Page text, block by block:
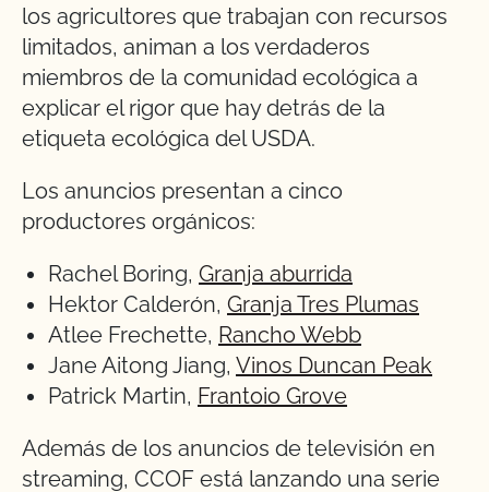
los agricultores que trabajan con recursos
limitados, animan a los verdaderos
miembros de la comunidad ecológica a
explicar el rigor que hay detrás de la
etiqueta ecológica del USDA.
Los anuncios presentan a cinco
productores orgánicos:
Rachel Boring, Granja aburrida
Hektor Calderón, Granja Tres Plumas
Atlee Frechette, Rancho Webb
Jane Aitong Jiang, Vinos Duncan Peak
Patrick Martin, Frantoio Grove
Además de los anuncios de televisión en
streaming, CCOF está lanzando una serie